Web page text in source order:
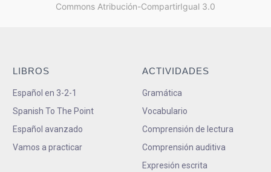
Commons Atribución-CompartirIgual 3.0
LIBROS
Español en 3-2-1
Spanish To The Point
Español avanzado
Vamos a practicar
ACTIVIDADES
Gramática
Vocabulario
Comprensión de lectura
Comprensión auditiva
Expresión escrita